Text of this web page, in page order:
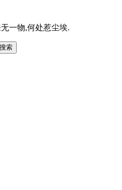
一物,何处惹尘埃.
搜索